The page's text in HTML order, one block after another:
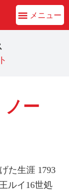
メニュー
ノー
た生涯 1793
ルイ16世処